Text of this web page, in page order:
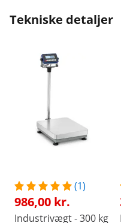
Tekniske detaljer
(1)
986,00 kr.
Industrivægt - 300 kg